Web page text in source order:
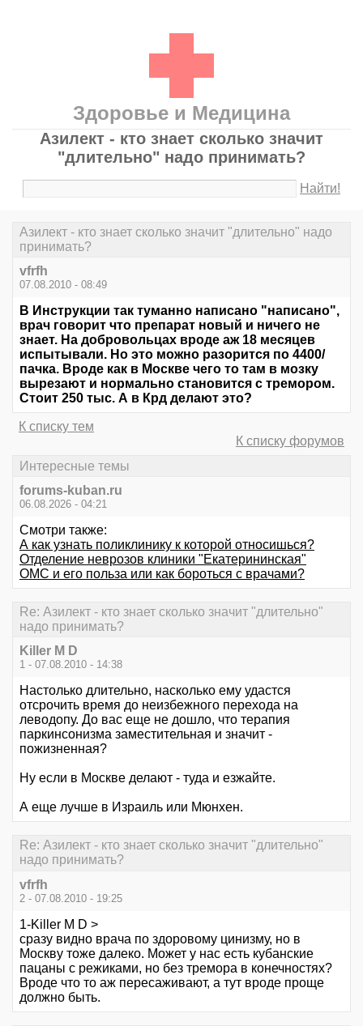
Здоровье и Медицина
Азилект - кто знает сколько значит
"длительно" надо принимать?
Найти!
Азилект - кто знает сколько значит "длительно" надо
принимать?
vfrfh
07.08.2010 - 08:49
В Инструкции так туманно написано "написано",
врач говорит что препарат новый и ничего не
знает. На добровольцах вроде аж 18 месяцев
испытывали. Но это можно разорится по 4400/
пачка. Вроде как в Москве чего то там в мозку
вырезают и нормально становится с тремором.
Стоит 250 тыс. А в Крд делают это?
К списку тем
К списку форумов
Интересные темы
forums-kuban.ru
06.08.2026 - 04:21
Смотри также:
А как узнать поликлинику к которой относишься?
Отделение неврозов клиники "Екатерининская"
ОМС и его польза или как бороться с врачами?
Re: Азилект - кто знает сколько значит "длительно"
надо принимать?
Killer M D
1 - 07.08.2010 - 14:38
Настолько длительно, насколько ему удастся
отсрочить время до неизбежного перехода на
леводопу. До вас еще не дошло, что терапия
паркинсонизма заместительная и значит -
пожизненная?
Ну если в Москве делают - туда и езжайте.
А еще лучше в Израиль или Мюнхен.
Re: Азилект - кто знает сколько значит "длительно"
надо принимать?
vfrfh
2 - 07.08.2010 - 19:25
1-Killer M D >
сразу видно врача по здоровому цинизму, но в
Москву тоже далеко. Может у нас есть кубанские
пацаны с режиками, но без тремора в конечностях?
Вроде что то аж пересаживают, а тут вроде проще
должно быть.